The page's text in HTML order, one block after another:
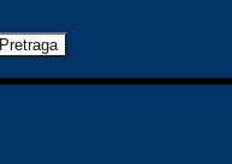
Pretraga